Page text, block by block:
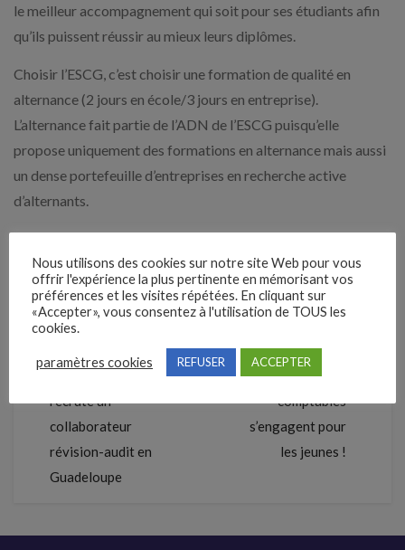
le meilleur accompagnement qui soit pour ses étudiants afin
qu’ils puissent réussir au mieux leurs diplômes.
Choisir l’ESCG, c’est choisir une formation de qualité en
alternance (2 jours en école/3 jours en entreprise).
L’alternance fait partie de l’ADN de l’ESCG puisqu’elle
propose uniquement des formations en alternance mais aussi
un dense portefeuille d’entreprises en recherche active
d’alternants.
Alors si vous êtes intéressé par la comptabilité et la gestion,
découvrez cette belle opportunité de carrière sur lesite de
l’ESCG.
Le groupe Expertys
recrute un
collaborateur
révision-audit en
Guadeloupe
Suivant
Les experts-
comptables
s’engagent pour
les jeunes !
Nous utilisons des cookies sur notre site Web pour vous
offrir l'expérience la plus pertinente en mémorisant vos
préférences et les visites répétées. En cliquant sur
«Accepter», vous consentez à l'utilisation de TOUS les
cookies.
paramètres cookies REFUSER ACCEPTER